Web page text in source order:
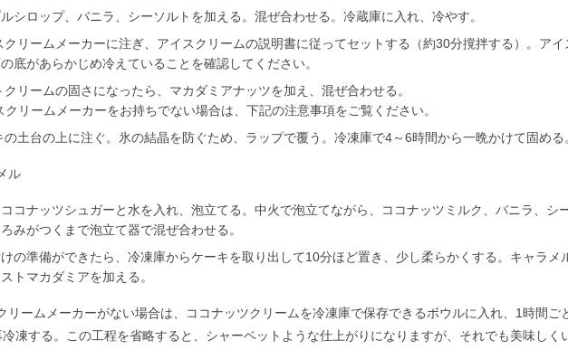
シロップ、バニラ、シーソルトを加える。混ぜ合わせる。冷蔵庫に入れ、冷やす。
リームメーカーに注ぎ、アイスクリームの説明書に従ってセットする（約30分撹拌する）。ア
底があらかじめ冷えていることを確認してください。
リームの固さになったら、マカダミアナッツを加え、混ぜ合わせる。
クリームメーカーをお持ちでない場合は、下記の注意事項をご覧ください。
土台の上に注ぐ。氷の結晶を防ぐため、ラップで覆う。冷凍庫で4～6時間から一晩かけて固める
ル
コナッツシュガーと水を入れ、泡立てる。中火で泡立てながら、ココナッツミルク、バニラ、シ
みがつくまで泡立て器で混ぜ合わせる。
の準備ができたら、冷凍庫からケーキを取り出して10分ほど置き、少し柔らかくする。キャラメ
トマカダミアを加える。
ームメーカーがない場合は、ココナッツクリームを冷凍庫で保存できるボウルに入れ、1時間ご
凍する。この工程を省略すると、シャーベットような仕上がりになりますが、それでも美味しく